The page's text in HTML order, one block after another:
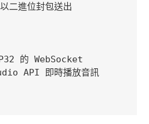
二進位封包送出
的 WebSocket
API 即時播放音訊